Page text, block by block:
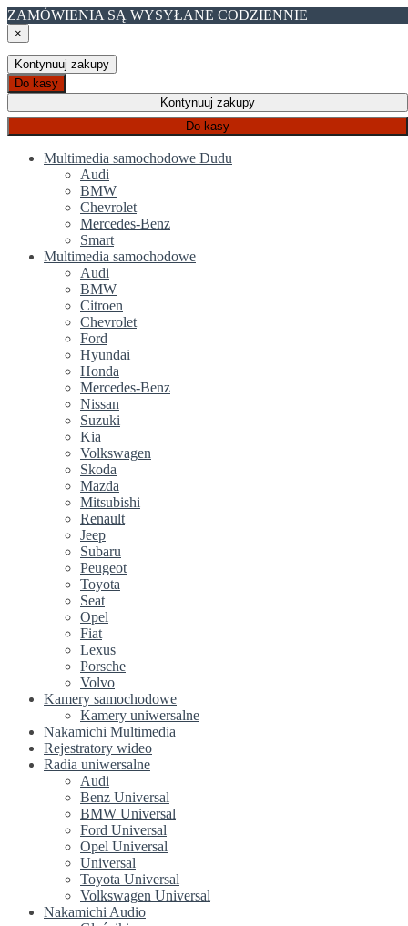
ZAMÓWIENIA SĄ WYSYŁANE CODZIENNIE
×
Kontynuuj zakupy
Do kasy
Kontynuuj zakupy
Do kasy
Multimedia samochodowe Dudu
Audi
BMW
Chevrolet
Mercedes-Benz
Smart
Multimedia samochodowe
Audi
BMW
Citroen
Chevrolet
Ford
Hyundai
Honda
Mercedes-Benz
Nissan
Suzuki
Kia
Volkswagen
Skoda
Mazda
Mitsubishi
Renault
Jeep
Subaru
Peugeot
Toyota
Seat
Opel
Fiat
Lexus
Porsche
Volvo
Kamery samochodowe
Kamery uniwersalne
Nakamichi Multimedia
Rejestratory wideo
Radia uniwersalne
Audi
Benz Universal
BMW Universal
Ford Universal
Opel Universal
Universal
Toyota Universal
Volkswagen Universal
Nakamichi Audio